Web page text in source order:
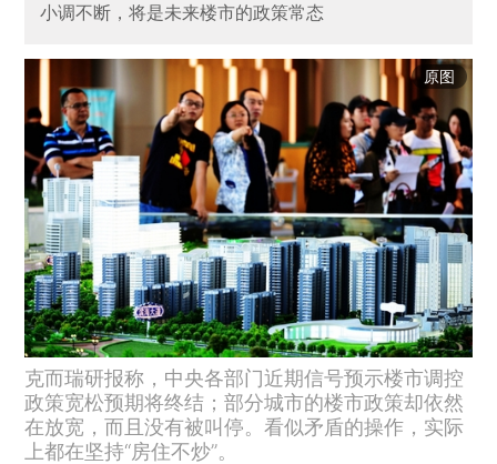
小调不断，将是未来楼市的政策常态
原图
克而瑞研报称，中央各部门近期信号预示楼市调控
政策宽松预期将终结；部分城市的楼市政策却依然
在放宽，而且没有被叫停。看似矛盾的操作，实际
上都在坚持“房住不炒”。